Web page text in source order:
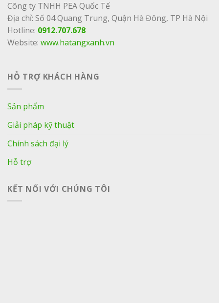
Công ty TNHH PEA Quốc Tế
Địa chỉ: Số 04 Quang Trung, Quận Hà Đông, TP Hà Nội
Hotline: 0912.707.678
Website: www.hatangxanh.vn
HỖ TRỢ KHÁCH HÀNG
Sản phẩm
Giải pháp kỹ thuật
Chính sách đại lý
Hỗ trợ
KẾT NỐI VỚI CHÚNG TÔI